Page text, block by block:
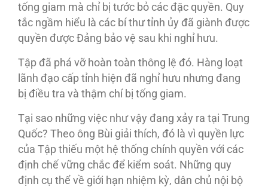
tống giam mà chỉ bị tước bỏ các đặc quyền. Quy
tắc ngầm hiểu là các bí thư tỉnh ủy đã giành được
quyền được Đảng bảo vệ sau khi nghỉ hưu.
Tập đã phá vỡ hoàn toàn thông lệ đó. Hàng loạt
lãnh đạo cấp tỉnh hiện đã nghỉ hưu nhưng đang
bị điều tra và thậm chí bị tống giam.
Tại sao những việc như vậy đang xảy ra tại Trung
Quốc? Theo ông Bùi giải thích, đó là vì quyền lực
của Tập thiếu một hệ thống chính quyền với các
định chế vững chắc để kiểm soát. Những quy
định cụ thể về giới hạn nhiệm kỳ, dân chủ nội bộ